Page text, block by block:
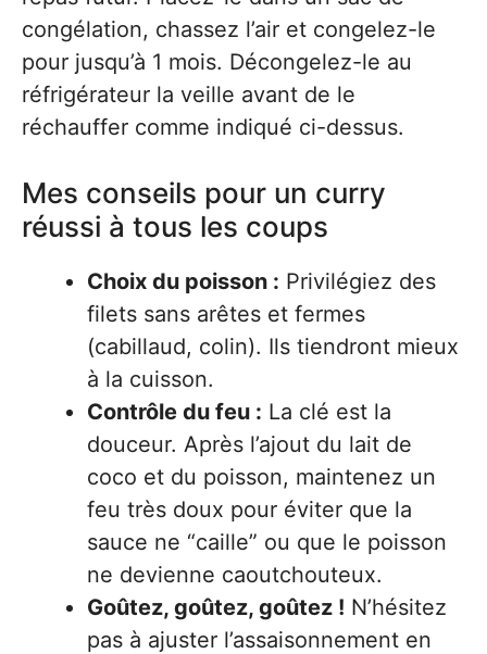
congélation, chassez l’air et congelez-le
pour jusqu’à 1 mois. Décongelez-le au
réfrigérateur la veille avant de le
réchauffer comme indiqué ci-dessus.
Mes conseils pour un curry
réussi à tous les coups
Choix du poisson : Privilégiez des
filets sans arêtes et fermes
(cabillaud, colin). Ils tiendront mieux
à la cuisson.
Contrôle du feu : La clé est la
douceur. Après l’ajout du lait de
coco et du poisson, maintenez un
feu très doux pour éviter que la
sauce ne “caille” ou que le poisson
ne devienne caoutchouteux.
Goûtez, goûtez, goûtez ! N’hésitez
pas à ajuster l’assaisonnement en